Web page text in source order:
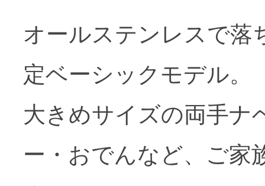
オールステンレスで落
定ベーシックモデル。
大きめサイズの両手ナ
ー・おでんなど、ご家